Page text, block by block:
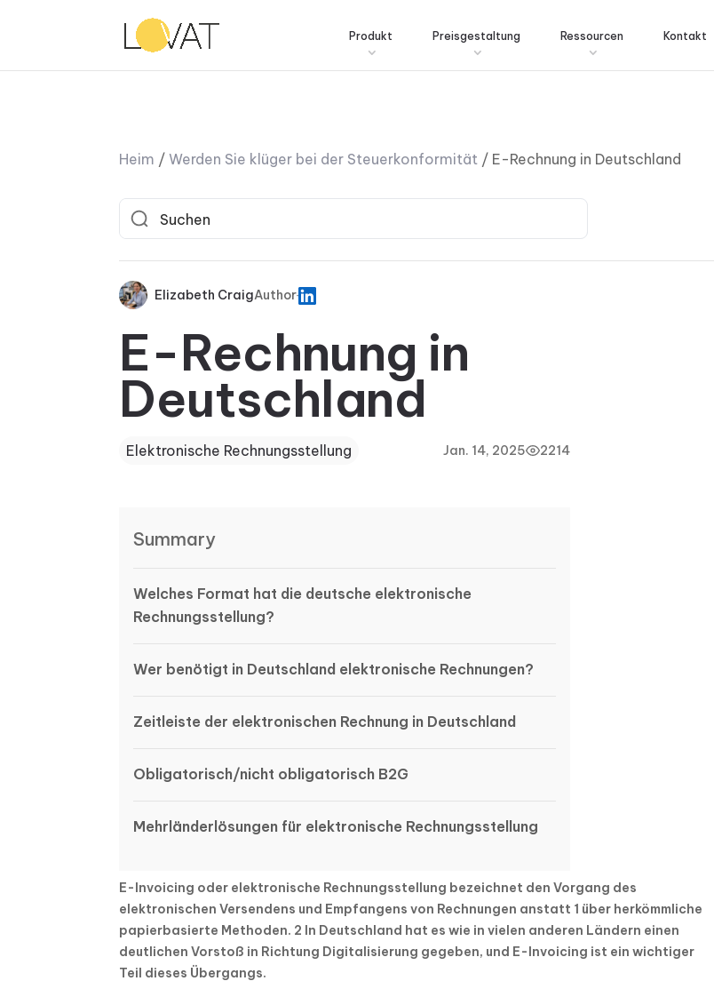
Produkt Preisgestaltung Ressourcen Kontakt
Heim /Werden Sie klüger bei der Steuerkonformität / E-Rechnung in Deutschland
Elizabeth CraigAuthor
E-Rechnung in
Deutschland
Elektronische Rechnungsstellung Jan. 14, 2025 2214
Summary
Welches Format hat die deutsche elektronische
Rechnungsstellung?
Wer benötigt in Deutschland elektronische Rechnungen?
Zeitleiste der elektronischen Rechnung in Deutschland
Obligatorisch/nicht obligatorisch B2G
Mehrländerlösungen für elektronische Rechnungsstellung
E-Invoicing oder elektronische Rechnungsstellung bezeichnet den Vorgang des
elektronischen Versendens und Empfangens von Rechnungen anstatt 1 über herkömmliche
papierbasierte Methoden. 2 In Deutschland hat es wie in vielen anderen Ländern einen
deutlichen Vorstoß in Richtung Digitalisierung gegeben, und E-Invoicing ist ein wichtiger
Teil dieses Übergangs.